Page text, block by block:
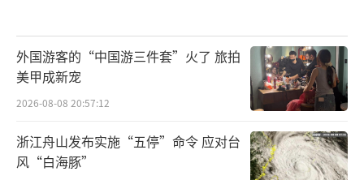
外国游客的“中国游三件套”火了 旅拍
美甲成新宠
2026-08-08 20:57:12
浙江舟山发布实施“五停”命令 应对台
风“白海豚”